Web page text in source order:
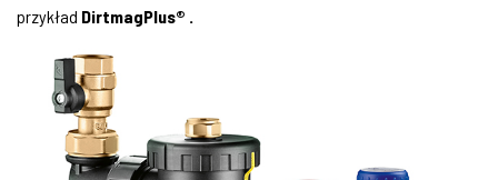
przykład DirtmagPlus® .